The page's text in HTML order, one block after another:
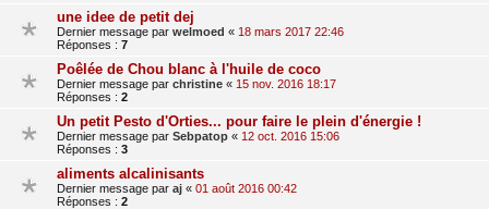
une idee de petit dej
Dernier message par welmoed « 18 mars 2017 22:46
Réponses : 7
Poêlée de Chou blanc à l'huile de coco
Dernier message par christine « 15 nov. 2016 18:17
Réponses : 2
Un petit Pesto d'Orties... pour faire le plein d'énergie !
Dernier message par Sebpatop « 12 oct. 2016 15:06
Réponses : 3
aliments alcalinisants
Dernier message par aj « 01 août 2016 00:42
Réponses : 2